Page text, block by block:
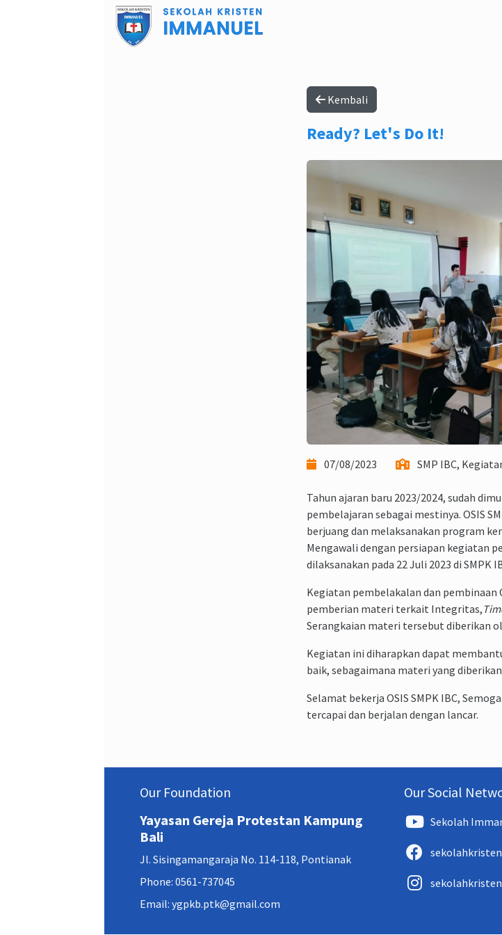
Kembali
Ready? Let's Do It!
07/08/2023 SMP IBC,
Tahun ajaran baru 2023/2024, sudah
pembelajaran sebagai mestinya. OSIS
berjuang dan melaksanakan program
Mengawali dengan persiapan kegiatan
dilaksanakan pada 22 Juli 2023 di SMPK
Kegiatan pembelakalan dan pembinaan
pemberian materi terkait Integritas,
Serangkaian materi tersebut diberikan
Kegiatan ini diharapkan dapat
baik, sebagaimana materi yang
Selamat bekerja OSIS SMPK IBC,
tercapai dan berjalan dengan lancar.
Our Foundation
Yayasan Gereja Protestan Kampung
Bali
Jl. Sisingamangaraja No. 114-118, Pontianak
Phone: 0561-737045
Email: ygpkb.ptk@gmail.com
Our Social
Sekolah